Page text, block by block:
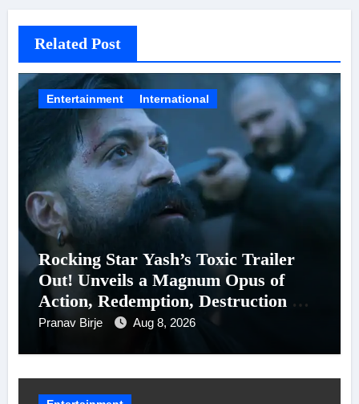
Related Post
Entertainment International
Rocking Star Yash’s Toxic Trailer
Out! Unveils a Magnum Opus of
Action, Redemption, Destruction &
Entanglements
Pranav Birje Aug 8, 2026